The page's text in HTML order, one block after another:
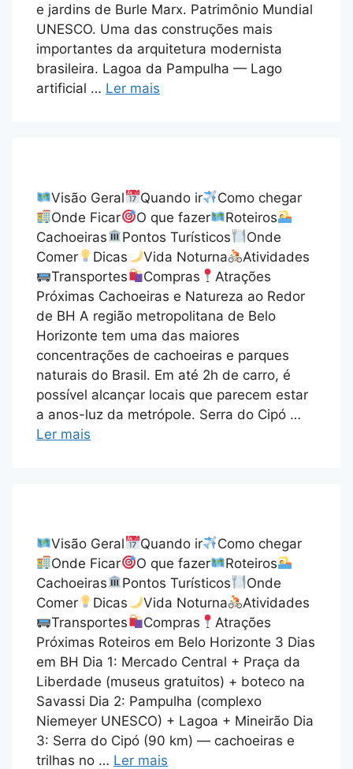
e jardins de Burle Marx. Patrimônio Mundial
UNESCO. Uma das construções mais
importantes da arquitetura modernista
brasileira. Lagoa da Pampulha — Lago
artificial … Ler mais
Visão Geral Quando ir
Como chegar
Onde Ficar
O que fazer
Roteiros
Cachoeiras
Pontos Turísticos
Onde
Comer
Dicas Vida Noturna
Atividades
Transportes
Compras
Atrações
Próximas Cachoeiras e Natureza ao Redor
de BH A região metropolitana de Belo
Horizonte tem uma das maiores
concentrações de cachoeiras e parques
naturais do Brasil. Em até 2h de carro, é
possível alcançar locais que parecem estar
a anos-luz da metrópole. Serra do Cipó …
Ler mais
Visão Geral Quando ir
Como chegar
Onde Ficar
O que fazer
Roteiros
Cachoeiras
Pontos Turísticos
Onde
Comer
Dicas Vida Noturna
Atividades
Transportes
Compras
Atrações
Próximas Roteiros em Belo Horizonte 3 Dias
em BH Dia 1: Mercado Central + Praça da
Liberdade (museus gratuitos) + boteco na
Savassi Dia 2: Pampulha (complexo
Niemeyer UNESCO) + Lagoa + Mineirão Dia
3: Serra do Cipó (90 km) — cachoeiras e
trilhas no … Ler mais